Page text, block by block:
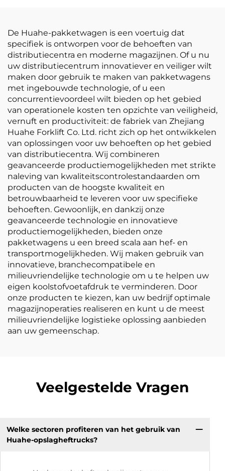
De Huahe-pakketwagen is een voertuig dat
specifiek is ontworpen voor de behoeften van
distributiecentra en moderne magazijnen. Of u nu
uw distributiecentrum innovatiever en veiliger wilt
maken door gebruik te maken van pakketwagens
met ingebouwde technologie, of u een
concurrentievoordeel wilt bieden op het gebied
van operationele kosten ten opzichte van veiligheid,
vernuft en productiviteit: de fabriek van Zhejiang
Huahe Forklift Co. Ltd. richt zich op het ontwikkelen
van oplossingen voor uw behoeften op het gebied
van distributiecentra. Wij combineren
geavanceerde productiemogelijkheden met strikte
naleving van kwaliteitscontrolestandaarden om
producten van de hoogste kwaliteit en
betrouwbaarheid te leveren voor uw specifieke
behoeften. Gewoonlijk, en dankzij onze
geavanceerde technologie en innovatieve
productiemogelijkheden, bieden onze
pakketwagens u een breed scala aan hef- en
transportmogelijkheden. Wij maken gebruik van
innovatieve, branchecompatibele en
milieuvriendelijke technologie om u te helpen uw
eigen koolstofvoetafdruk te verminderen. Door
onze producten te kiezen, kan uw bedrijf optimale
magazijnoperaties realiseren en kunt u de meest
milieuvriendelijke logistieke oplossing aanbieden
aan uw gemeenschap.
Veelgestelde Vragen
Welke sectoren profiteren van het gebruik van
Huahe-opslagheftrucks?